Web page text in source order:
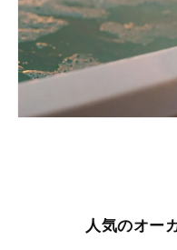
人気のオー